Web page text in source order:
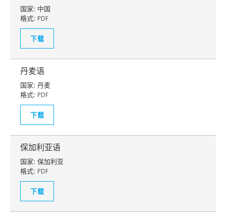
国家: 中国
格式: PDF
下载
丹麦语
国家: 丹麦
格式: PDF
下载
保加利亚语
国家: 保加利亚
格式: PDF
下载